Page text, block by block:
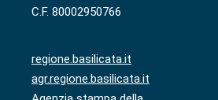
C.F. 80002950766
regione.basilicata.it
agr.regione.basilicata.it